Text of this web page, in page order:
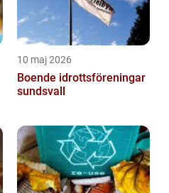
10 maj 2026
Boende idrottsföreningar
sundsvall